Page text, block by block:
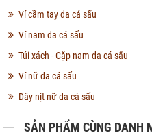
Ví cầm tay da cá sấu
Ví nam da cá sấu
Túi xách - Cặp nam da cá sấu
Ví nữ da cá sấu
Dây nịt nữ da cá sấu
SẢN PHẨM CÙNG DANH